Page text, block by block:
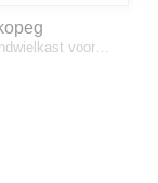
voor…